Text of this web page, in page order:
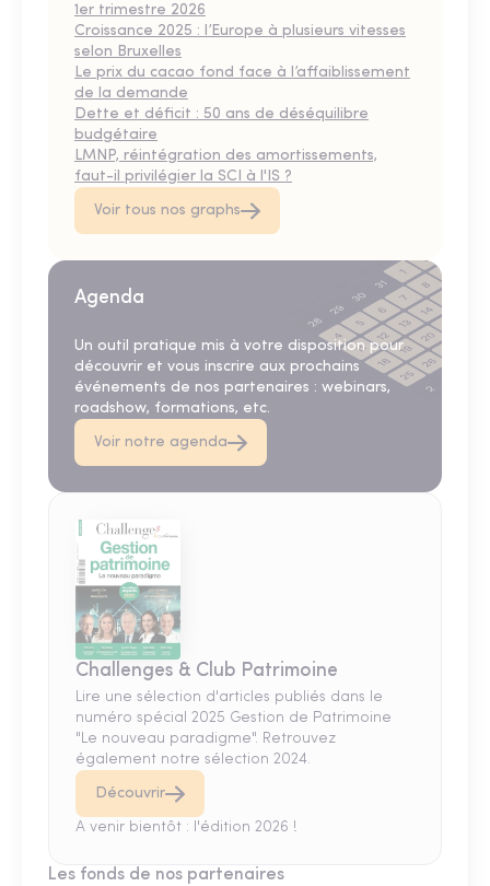
1er trimestre 2026
Croissance 2025 : l’Europe à plusieurs vitesses
selon Bruxelles
Le prix du cacao fond face à l’affaiblissement
de la demande
Dette et déficit : 50 ans de déséquilibre
budgétaire
LMNP, réintégration des amortissements,
faut-il privilégier la SCI à l'IS ?
Voir tous nos graphs
Agenda
Un outil pratique mis à votre disposition pour
découvrir et vous inscrire aux prochains
événements de nos partenaires : webinars,
roadshow, formations, etc.
Voir notre agenda
Challenges & Club Patrimoine
Lire une sélection d'articles publiés dans le
numéro spécial 2025 Gestion de Patrimoine
"Le nouveau paradigme". Retrouvez
également notre sélection 2024.
Découvrir
A venir bientôt : l'édition 2026 !
Les fonds de nos partenaires